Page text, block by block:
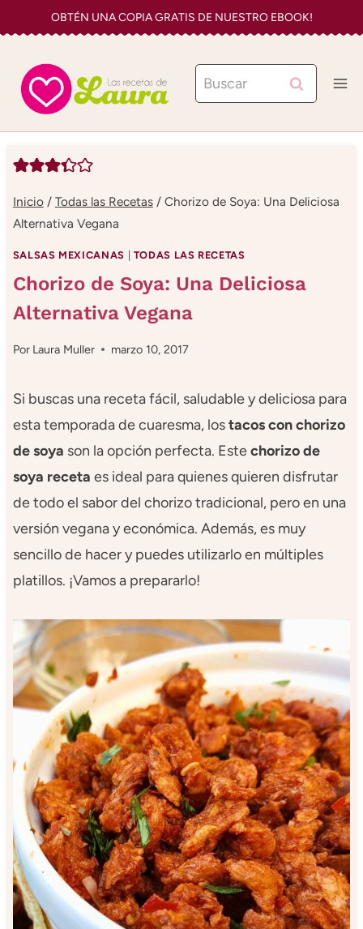
al
contenido
OBTÉN UNA COPIA GRATIS DE NUESTRO EBOOK!
Buscar:
Inicio / Todas las Recetas / Chorizo de Soya: Una Deliciosa
Alternativa Vegana
SALSAS MEXICANAS TODAS LAS RECETAS
Chorizo de Soya: Una Deliciosa
Alternativa Vegana
Por Laura Muller marzo 10, 2017
Si buscas una receta fácil, saludable y deliciosa para
esta temporada de cuaresma, lostacos con chorizo
de soya son la opción perfecta. Estechorizo de
soya receta es ideal para quienes quieren disfrutar
de todo el sabor del chorizo tradicional, pero en una
versión vegana y económica. Además, es muy
sencillo de hacer y puedes utilizarlo en múltiples
platillos. ¡Vamos a prepararlo!